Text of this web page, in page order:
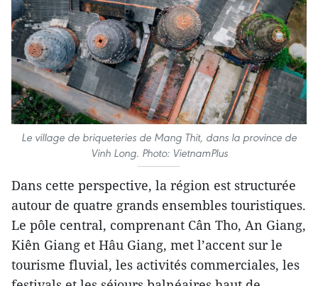
Le village de briqueteries de Mang Thit, dans la province de
Vinh Long. Photo: VietnamPlus
Dans cette perspective, la région est structurée
autour de quatre grands ensembles touristiques.
Le pôle central, comprenant Cân Tho, An Giang,
Kiên Giang et Hâu Giang, met l’accent sur le
tourisme fluvial, les activités commerciales, les